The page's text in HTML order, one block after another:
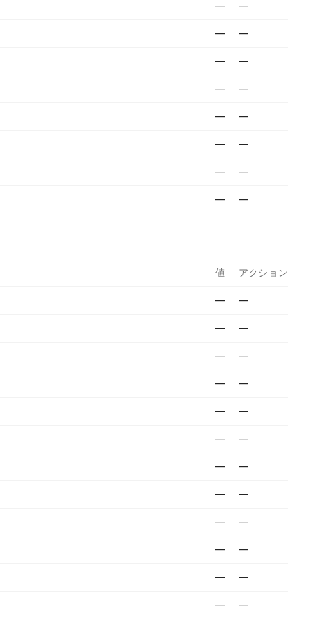
— —
— —
— —
— —
— —
— —
— —
— —
値 アクション
— —
— —
— —
— —
— —
— —
— —
— —
— —
— —
— —
— —